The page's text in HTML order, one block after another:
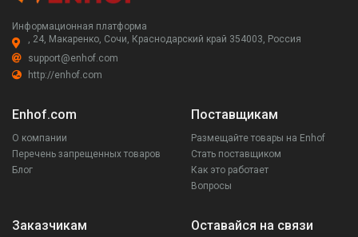
Информационная платформа
, 24, Макаренко, Сочи, Краснодарский край 354003, Россия
support@enhof.com
http://enhof.com
Enhof.com
О компании
Перечень запрещенных товаров
Блог
Поставщикам
Размещайте товары на Enhof
Стать поставщиком
Как это работает
Вопросы
Заказчикам Оставайся на связи